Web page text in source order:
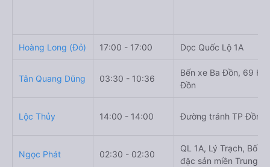
Hoàng Long (Đỏ) 17:00 - 17:00 Dọc Quốc Lộ 1A
Tân Quang Dũng 03:30 - 10:36
Bến xe Ba Đồn, 69
Đồn
Lộc Thủy 14:00 - 14:00 Đường tránh TP Đồng
Ngọc Phát 02:30 - 02:30
QL 1A, Lý Trạch, Bố
đặc sản miền Trung